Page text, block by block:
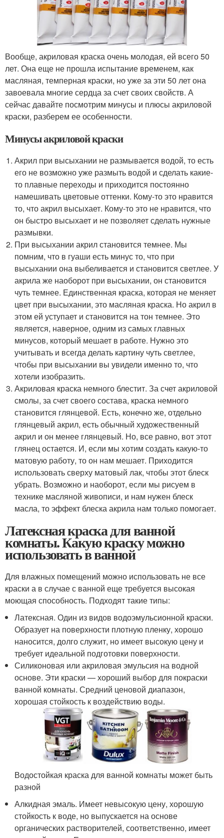
Вообще, акриловая краска очень молодая, ей всего 50
лет. Она еще не прошла испытание временем, как
масляная, темперная краски, но уже за эти 50 лет она
завоевала многие сердца за счет своих свойств. А
сейчас давайте посмотрим минусы и плюсы акриловой
краски, разберем ее особенности.
Минусы акриловой краски
Акрил при высыхании не размывается водой, то есть
его не возможно уже размыть водой и сделать какие-
то плавные переходы и приходится постоянно
намешивать цветовые оттенки. Кому-то это нравится
то, что акрил высыхает. Кому-то это не нравится, что
он быстро высыхает и не позволяет сделать нужные
размывки.
При высыхании акрил становится темнее. Мы
помним, что в гуаши есть минус то, что при
высыхании она выбеливается и становится светлее. У
акрила же наоборот при высыхании, он становится
чуть темнее. Единственная краска, которая не меняет
цвет при высыхании, это масляная краска. Но акрил в
этом ей уступает и становится на тон темнее. Это
является, наверное, одним из самых главных
минусов, который мешает в работе. Нужно это
учитывать и всегда делать картину чуть светлее,
чтобы при высыхании вы увидели именно то, что
хотели изобразить.
Акриловая краска немного блестит. За счет акриловой
смолы, за счет своего состава, краска немного
становится глянцевой. Есть, конечно же, отдельно
глянцевый акрил, есть обычный художественный
акрил и он менее глянцевый. Но, все равно, вот этот
глянец остается. И, если мы хотим создать какую-то
матовую работу, то он нам мешает. Приходится
использовать сверху матовый лак, чтобы этот блеск
убрать. Возможно и наоборот, если мы рисуем в
технике масляной живописи, и нам нужен блеск
масла, то эффект блеска акрила нам только помогает.
Латексная краска для ванной
комнаты. Какую краску можно
использовать в ванной
Для влажных помещений можно использовать не все
краски а в случае с ванной еще требуется высокая
моющая способность. Подходят такие типы:
Латексная. Один из видов водоэмульсионной краски.
Образует на поверхности плотную пленку, хорошо
наносится, долго служит, но имеет высокую цену и
требует идеальной подготовки поверхности.
Силиконовая или акриловая эмульсия на водной
основе. Эти краски — хороший выбор для покраски
ванной комнаты. Средний ценовой диапазон,
хорошая стойкость к воздействию воды.
Водостойкая краска для ванной комнаты может быть
разной
Алкидная эмаль. Имеет невысокую цену, хорошую
стойкость к воде, но выпускается на основе
органических растворителей, соответственно, имеет